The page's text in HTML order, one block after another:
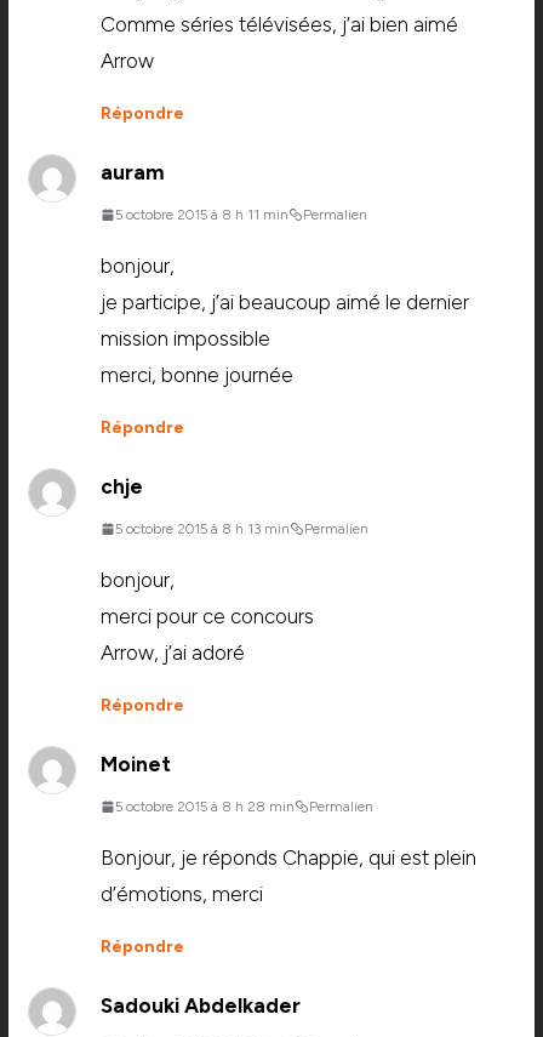
Comme séries télévisées, j’ai bien aimé
Arrow
Répondre
auram
5 octobre 2015 à 8 h 11 min Permalien
bonjour,
je participe, j’ai beaucoup aimé le dernier
mission impossible
merci, bonne journée
Répondre
chje
5 octobre 2015 à 8 h 13 min Permalien
bonjour,
merci pour ce concours
Arrow, j’ai adoré
Répondre
Moinet
5 octobre 2015 à 8 h 28 min Permalien
Bonjour, je réponds Chappie, qui est plein
d’émotions, merci
Répondre
Sadouki Abdelkader